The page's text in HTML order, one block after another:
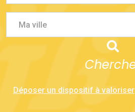
Ma ville
Déposer un dispositif à valoriser